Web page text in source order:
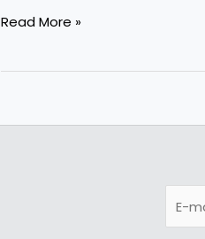
Read More »